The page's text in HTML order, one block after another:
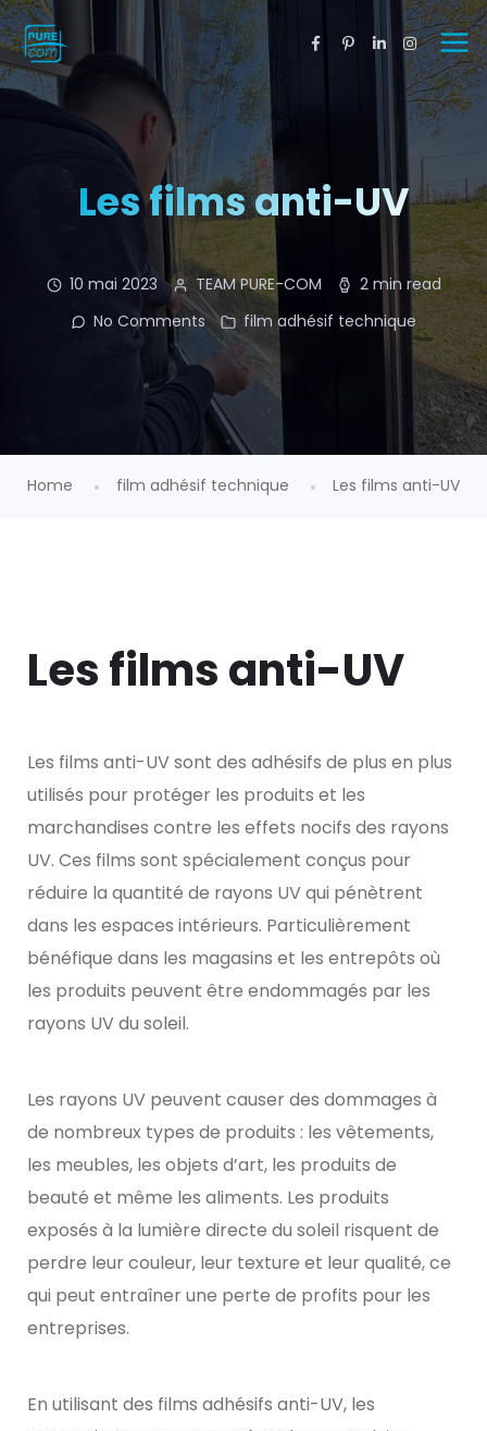
Les films anti-UV
10 mai 2023 TEAM PURE-COM
2 min read
No Comments
film adhésif technique
Home film adhésif technique Les films anti-UV
Les films anti-UV
Les films anti-UV sont des adhésifs de plus en plus
utilisés pour protéger les produits et les
marchandises contre les effets nocifs des rayons
UV. Ces films sont spécialement conçus pour
réduire la quantité de rayons UV qui pénètrent
dans les espaces intérieurs. Particulièrement
bénéfique dans les magasins et les entrepôts où
les produits peuvent être endommagés par les
rayons UV du soleil.
Les rayons UV peuvent causer des dommages à
de nombreux types de produits : les vêtements,
les meubles, les objets d’art, les produits de
beauté et même les aliments. Les produits
exposés à la lumière directe du soleil risquent de
perdre leur couleur, leur texture et leur qualité, ce
qui peut entraîner une perte de profits pour les
entreprises.
En utilisant des films adhésifs anti-UV, les